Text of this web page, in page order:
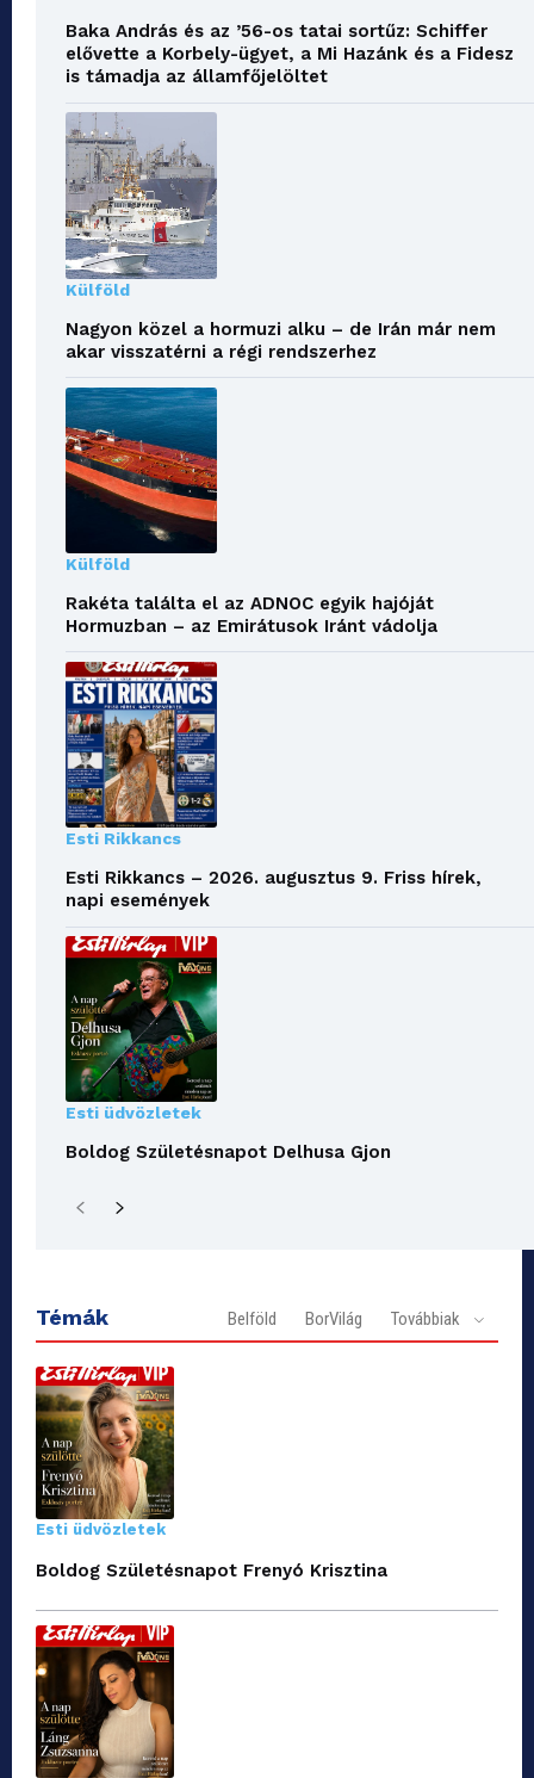
Baka András és az ’56-os tatai sortűz: Schiffer
elővette a Korbely-ügyet, a Mi Hazánk és a Fidesz
is támadja az államfőjelöltet
Külföld
Nagyon közel a hormuzi alku – de Irán már nem
akar visszatérni a régi rendszerhez
Külföld
Rakéta találta el az ADNOC egyik hajóját
Hormuzban – az Emirátusok Iránt vádolja
Esti Rikkancs
Esti Rikkancs – 2026. augusztus 9. Friss hírek,
napi események
Esti üdvözletek
Boldog Születésnapot Delhusa Gjon
Témák Belföld BorVilág Továbbiak
Esti üdvözletek
Boldog Születésnapot Frenyó Krisztina